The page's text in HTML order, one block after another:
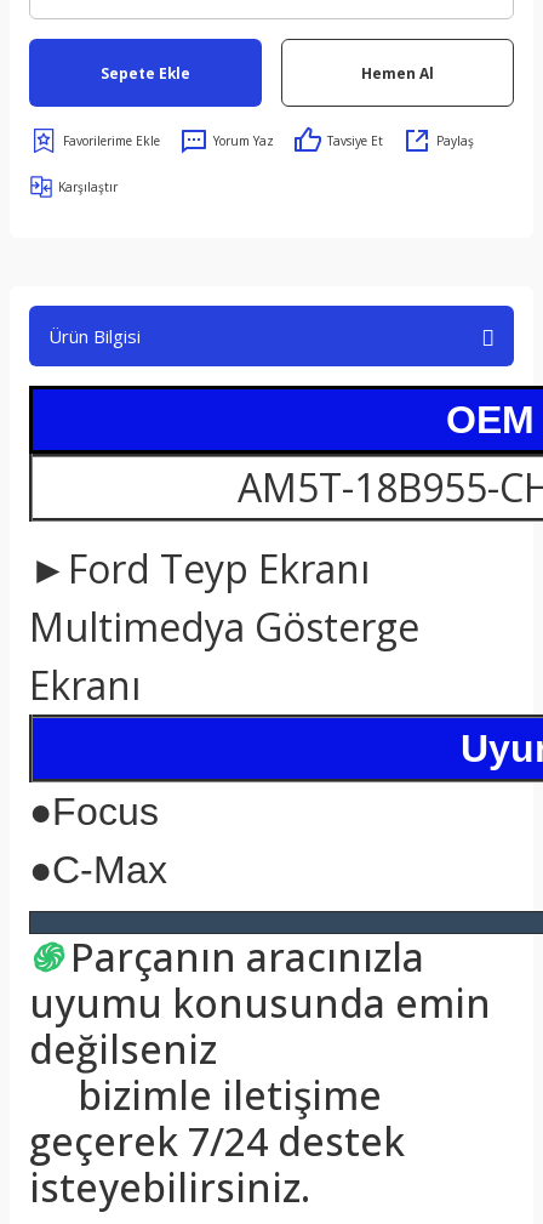
Sepete Ekle Hemen Al
Yorum Yaz Tavsiye Et Paylaş
Karşılaştır
Ürün Bilgisi
AM5T-18B955-
►Ford Teyp Ekranı
Multimedya Gösterge
Ekranı
●Focus
●C-Max
֍ Parçanın aracınızla
uyumu konusunda emin
değilseniz
bizimle iletişime
geçerek 7/24 destek
isteyebilirsiniz.